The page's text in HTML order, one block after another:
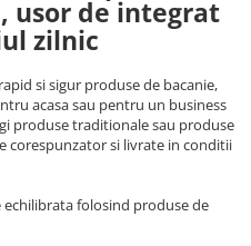
usor de integrat
zilnic
si sigur produse de bacanie,
acasa sau pentru un business
produse traditionale sau produse
corespunzator si livrate in conditii
folosind produse de